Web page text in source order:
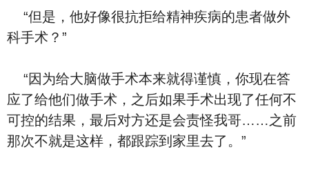
“但是，他好像很抗拒给精神疾病的患者做外
科手术？”
“因为给大脑做手术本来就得谨慎，你现在答
应了给他们做手术，之后如果手术出现了任何不
可控的结果，最后对方还是会责怪我哥……之前
那次不就是这样，都跟踪到家里去了。”